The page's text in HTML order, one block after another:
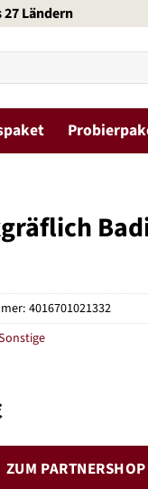
27 Ländern
ZUM PARTNERSHOP
4016701021332